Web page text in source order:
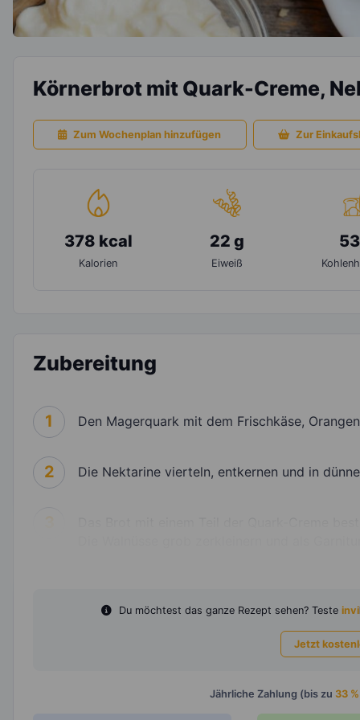
Körnerbrot mit Quark-Creme,
Zum Wochenplan hinzufügen Zur
378 kcal
Kalorien
22 g
Eiweiß
Zubereitung
1 Den Magerquark mit dem Frischkäse,
2 Die Nektarine vierteln, entkernen und in
Du möchtest das ganze Rezept sehen? Teste invi
Jetzt
Jährliche Zahlung (bis zu 33